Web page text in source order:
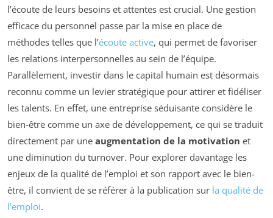
l’écoute de leurs besoins et attentes est crucial. Une gestion
efficace du personnel passe par la mise en place de
méthodes telles que l’écoute active, qui permet de favoriser
les relations interpersonnelles au sein de l’équipe.
Parallèlement, investir dans le capital humain est désormais
reconnu comme un levier stratégique pour attirer et fidéliser
les talents. En effet, une entreprise séduisante considère le
bien-être comme un axe de développement, ce qui se traduit
directement par une augmentation de la motivation et
une diminution du turnover. Pour explorer davantage les
enjeux de la qualité de l’emploi et son rapport avec le bien-
être, il convient de se référer à la publication sur la qualité de
l’emploi.